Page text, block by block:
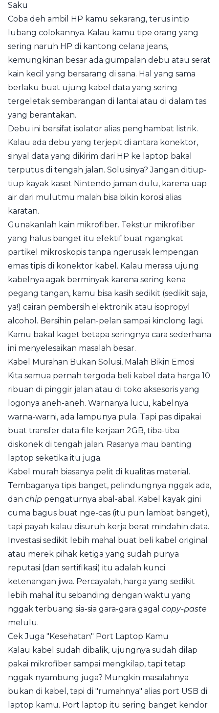
Saku
Coba deh ambil HP kamu sekarang, terus intip
lubang colokannya. Kalau kamu tipe orang yang
sering naruh HP di kantong celana jeans,
kemungkinan besar ada gumpalan debu atau serat
kain kecil yang bersarang di sana. Hal yang sama
berlaku buat ujung kabel data yang sering
tergeletak sembarangan di lantai atau di dalam tas
yang berantakan.
Debu ini bersifat isolator alias penghambat listrik.
Kalau ada debu yang terjepit di antara konektor,
sinyal data yang dikirim dari HP ke laptop bakal
terputus di tengah jalan. Solusinya? Jangan ditiup-
tiup kayak kaset Nintendo jaman dulu, karena uap
air dari mulutmu malah bisa bikin korosi alias
karatan.
Gunakanlah kain mikrofiber. Tekstur mikrofiber
yang halus banget itu efektif buat ngangkat
partikel mikroskopis tanpa ngerusak lempengan
emas tipis di konektor kabel. Kalau merasa ujung
kabelnya agak berminyak karena sering kena
pegang tangan, kamu bisa kasih sedikit (sedikit saja,
ya!) cairan pembersih elektronik atau isopropyl
alcohol. Bersihin pelan-pelan sampai kinclong lagi.
Kamu bakal kaget betapa seringnya cara sederhana
ini menyelesaikan masalah besar.
Kabel Murahan Bukan Solusi, Malah Bikin Emosi
Kita semua pernah tergoda beli kabel data harga 10
ribuan di pinggir jalan atau di toko aksesoris yang
logonya aneh-aneh. Warnanya lucu, kabelnya
warna-warni, ada lampunya pula. Tapi pas dipakai
buat transfer data file kerjaan 2GB, tiba-tiba
diskonek di tengah jalan. Rasanya mau banting
laptop seketika itu juga.
Kabel murah biasanya pelit di kualitas material.
Tembaganya tipis banget, pelindungnya nggak ada,
dan chip pengaturnya abal-abal. Kabel kayak gini
cuma bagus buat nge-cas (itu pun lambat banget),
tapi payah kalau disuruh kerja berat mindahin data.
Investasi sedikit lebih mahal buat beli kabel original
atau merek pihak ketiga yang sudah punya
reputasi (dan sertifikasi) itu adalah kunci
ketenangan jiwa. Percayalah, harga yang sedikit
lebih mahal itu sebanding dengan waktu yang
nggak terbuang sia-sia gara-gara gagal copy-paste
melulu.
Cek Juga "Kesehatan" Port Laptop Kamu
Kalau kabel sudah dibalik, ujungnya sudah dilap
pakai mikrofiber sampai mengkilap, tapi tetap
nggak nyambung juga? Mungkin masalahnya
bukan di kabel, tapi di "rumahnya" alias port USB di
laptop kamu. Port laptop itu sering banget kendor